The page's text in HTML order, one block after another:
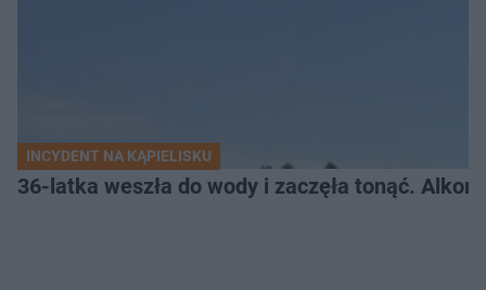
INCYDENT NA KĄPIELISKU
36-latka weszła do wody i zaczęła tonąć.